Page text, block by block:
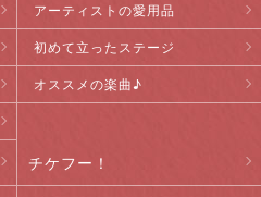
アーティストの愛用品
初めて立ったステージ
オススメの楽曲♪
チケフー！